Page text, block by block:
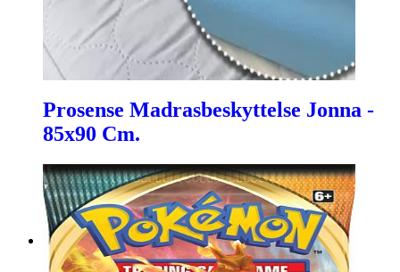
Prosense Madrasbeskyttelse Jonna -
85x90 Cm.